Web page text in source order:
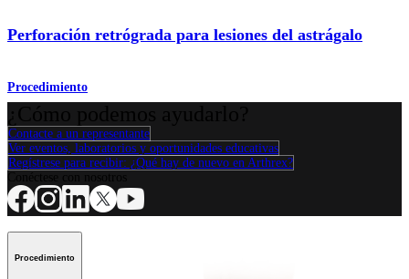
Perforación retrógrada para lesiones del astrágalo
Procedimiento
Contacte a un representante
Ver eventos, laboratorios y oportunidades educativas
Regístrese para recibir: ¿Qué hay de nuevo en Arthrex?
Procedimiento